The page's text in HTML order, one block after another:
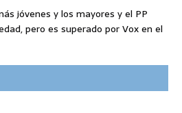
jóvenes y los mayores y el PP
pero es superado por Vox en el